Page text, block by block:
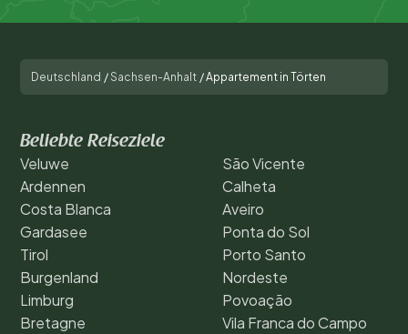
Deutschland /Sachsen-Anhalt /Appartement in Törten
Beliebte Reiseziele
Veluwe
Ardennen
Costa Blanca
Gardasee
Tirol
Burgenland
Limburg
Bretagne
São Vicente
Calheta
Aveiro
Ponta do Sol
Porto Santo
Nordeste
Povoação
Vila Franca do Campo